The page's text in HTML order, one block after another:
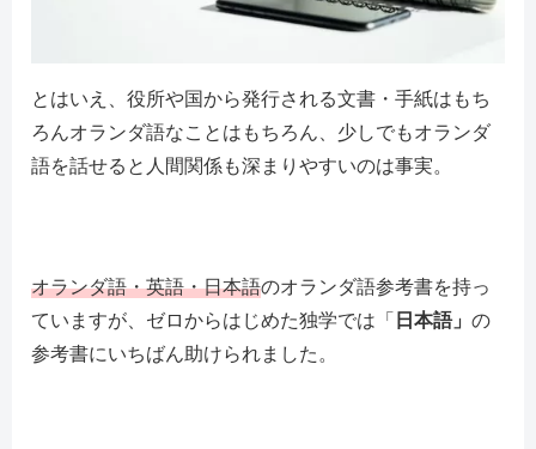
とはいえ、役所や国から発行される文書・手紙はもち
ろんオランダ語なことはもちろん、少しでもオランダ
語を話せると人間関係も深まりやすいのは事実。
オランダ語・英語・日本語のオランダ語参考書を持っ
ていますが、ゼロからはじめた独学では「 日本語」 の
参考書にいちばん助けられました。